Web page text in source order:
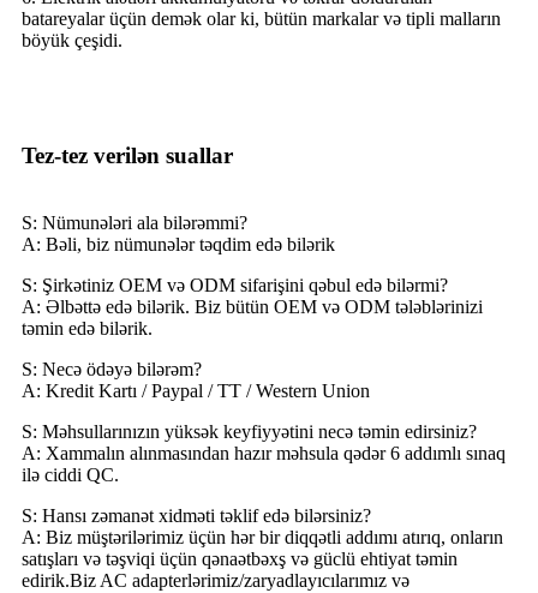
batareyalar üçün demək olar ki, bütün markalar və tipli malların
böyük çeşidi.
Tez-tez verilən suallar
S: Nümunələri ala bilərəmmi?
A: Bəli, biz nümunələr təqdim edə bilərik
S: Şirkətiniz OEM və ODM sifarişini qəbul edə bilərmi?
A: Əlbəttə edə bilərik. Biz bütün OEM və ODM tələblərinizi
təmin edə bilərik.
S: Necə ödəyə bilərəm?
A: Kredit Kartı / Paypal / TT / Western Union
S: Məhsullarınızın yüksək keyfiyyətini necə təmin edirsiniz?
A: Xammalın alınmasından hazır məhsula qədər 6 addımlı sınaq
ilə ciddi QC.
S: Hansı zəmanət xidməti təklif edə bilərsiniz?
A: Biz müştərilərimiz üçün hər bir diqqətli addımı atırıq, onların
satışları və təşviqi üçün qənaətbəxş və güclü ehtiyat təmin
edirik.Biz AC adapterlərimiz/zaryadlayıcılarımız və